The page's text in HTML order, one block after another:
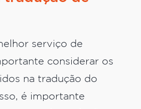
serviço de
considerar os
na tradução do
é importante